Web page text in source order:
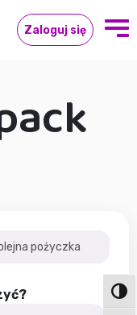
Zaloguj się
pożyczka